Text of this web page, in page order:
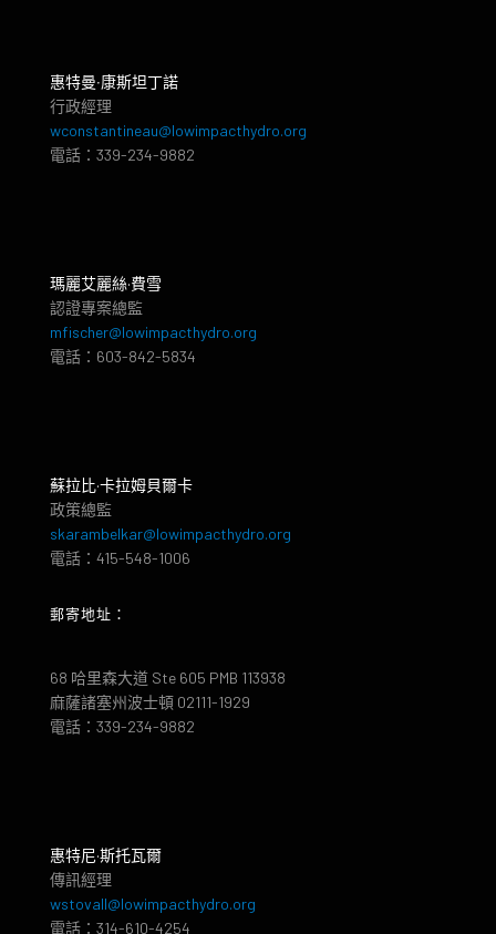
惠特曼‧康斯坦丁諾
行政經理
wconstantineau@lowimpacthydro.org
電話：339-234-9882
瑪麗艾麗絲·費雪
認證專案總監
mfischer@lowimpacthydro.org
電話：603-842-5834
蘇拉比·卡拉姆貝爾卡
政策總監
skarambelkar@lowimpacthydro.org
電話：415-548-1006
郵寄地址：
68 哈里森大道 Ste 605 PMB 113938
麻薩諸塞州波士頓 02111-1929
電話：339-234-9882
惠特尼·斯托瓦爾
傳訊經理
wstovall@lowimpacthydro.org
電話：314-610-4254